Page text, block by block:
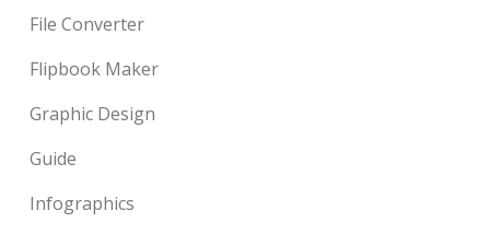
File Converter
Flipbook Maker
Graphic Design
Guide
Infographics